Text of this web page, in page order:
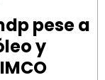
pese a
y